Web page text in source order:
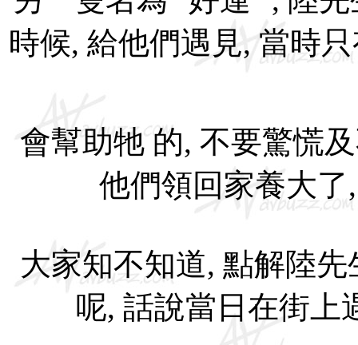
時候, 給他們遇見, 當時
會幫助牠 的, 不要驚慌
他們領回家養大
大家知不知道, 點解陸
呢, 話說當日在街上